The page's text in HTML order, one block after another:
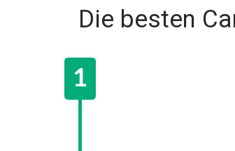
Die besten